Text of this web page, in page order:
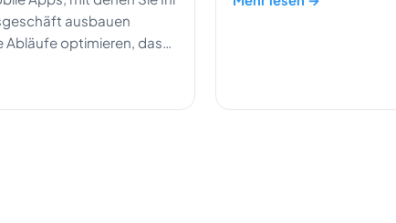
ausbauen
Abläufe optimieren, das
und Ihren Umsatz